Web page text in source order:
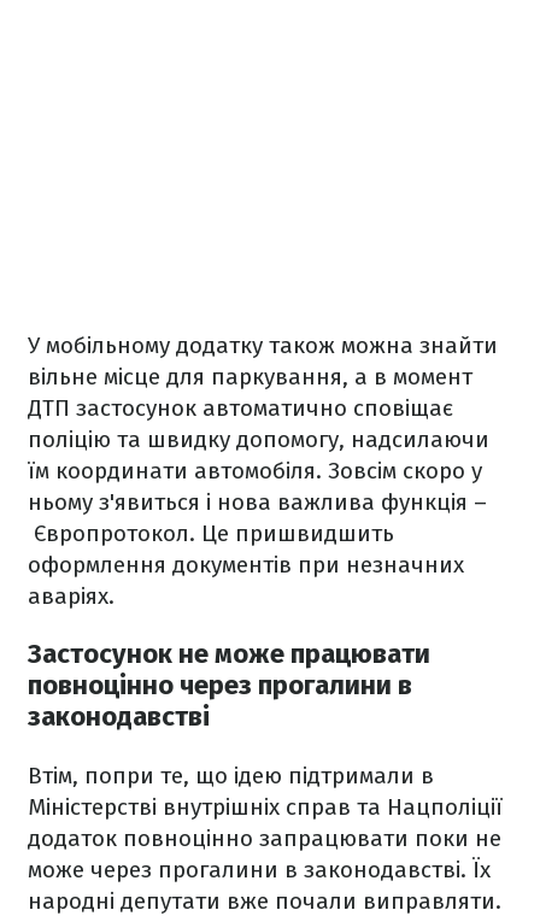
У мобільному додатку також можна знайти
вільне місце для паркування, а в момент
ДТП застосунок автоматично сповіщає
поліцію та швидку допомогу, надсилаючи
їм координати автомобіля. Зовсім скоро у
ньому з'явиться і нова важлива функція –
Європротокол. Це пришвидшить
оформлення документів при незначних
аваріях.
Застосунок не може працювати
повноцінно через прогалини в
законодавстві
Втім, попри те, що ідею підтримали в
Міністерстві внутрішніх справ та Нацполіції
додаток повноцінно запрацювати поки не
може через прогалини в законодавстві. Їх
народні депутати вже почали виправляти.